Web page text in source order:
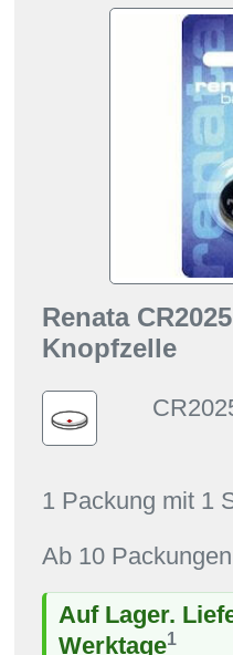
Renata
Knopfzelle
1 Packung mit 1
Ab 10
Auf Lager.
Werktage1